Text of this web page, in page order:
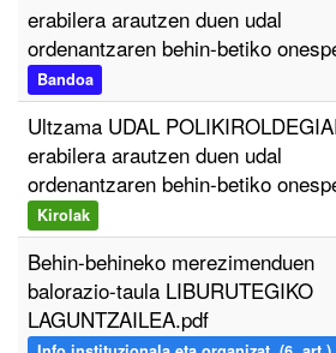
erabilera arautzen duen udal
ordenantzaren behin-betiko
Bandoa
Ultzama UDAL
erabilera arautzen duen udal
ordenantzaren behin-betiko
Kirolak
Behin-behineko merezimenduen
balorazio-taula LIBURUTEGIKO
LAGUNTZAILEA.pdf